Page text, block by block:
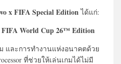
x FIFA Special Editionได้แก่:
World Cup 26™ Edition
และการทำงานแห่งอนาคตด้วย
ที่ช่วยให้เล่นเกมได้ไม่มี